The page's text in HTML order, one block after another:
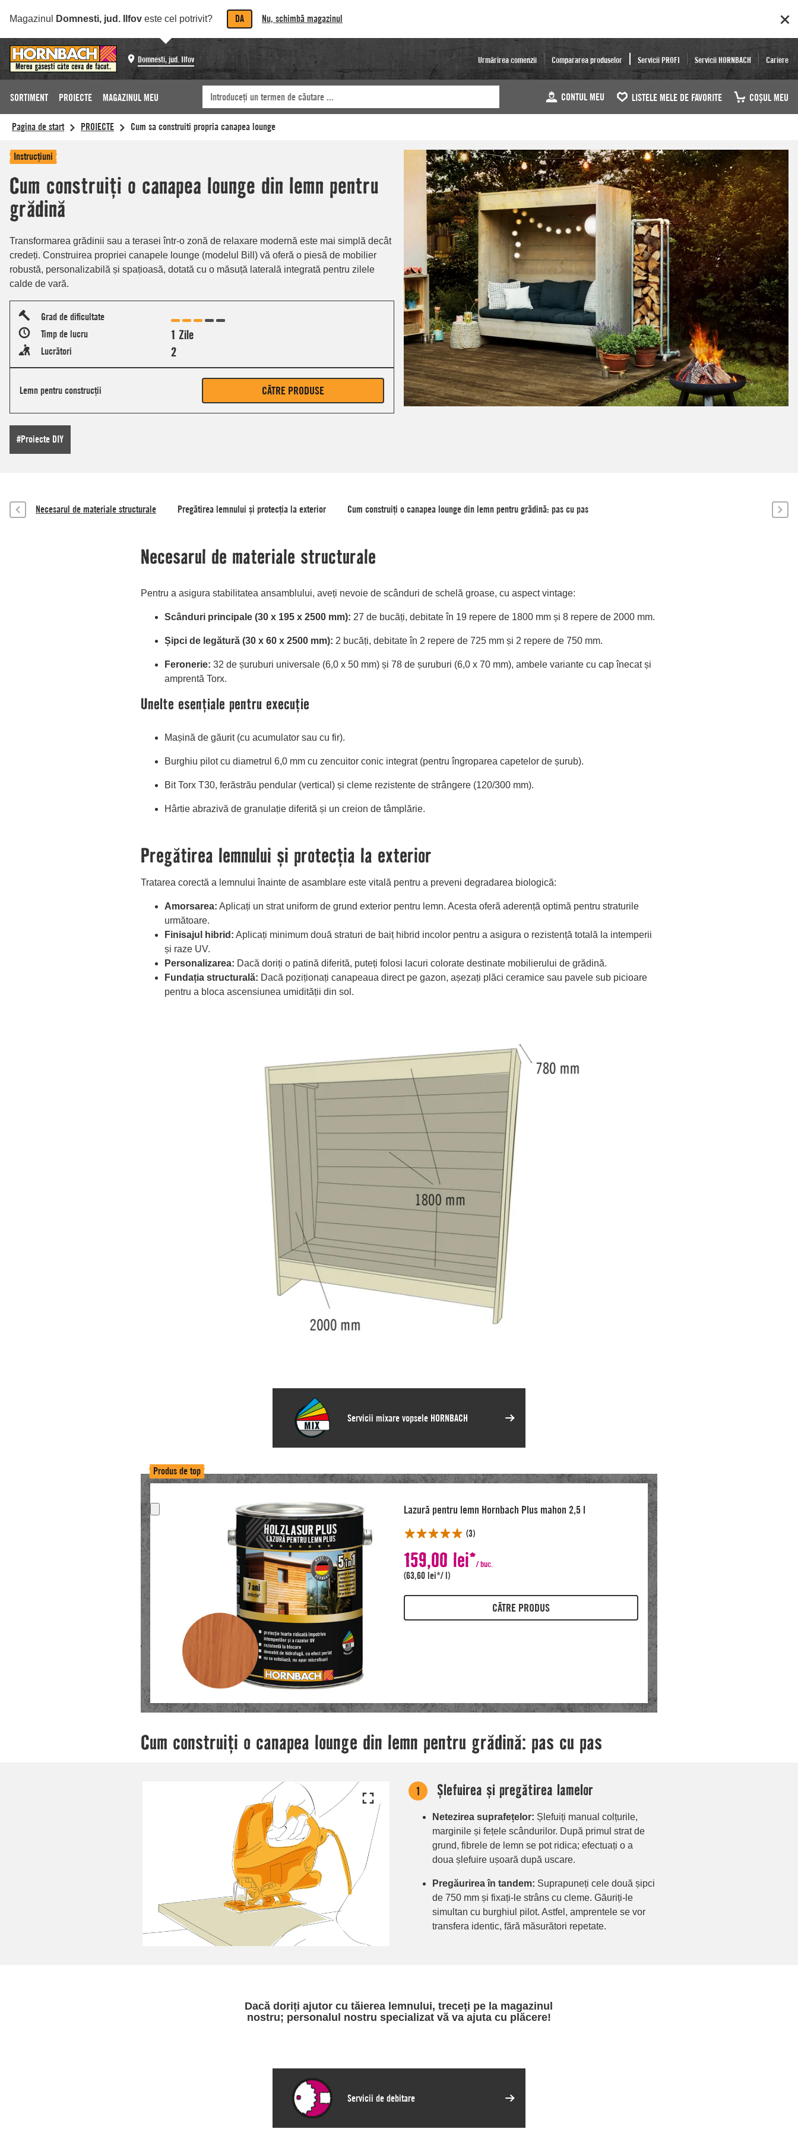
Magazinul Domnesti, jud. Ilfov este cel potrivit? DA Nu, schimbă magazinul
Domnesti, jud. Ilfov Urmărirea comenzii Compararea produselor Servicii PROFI Servicii HORNBACH Cariere
SORTIMENT PROIECTE MAGAZINUL MEU CONTUL MEU LISTELE MELE DE FAVORITE COŞUL MEU